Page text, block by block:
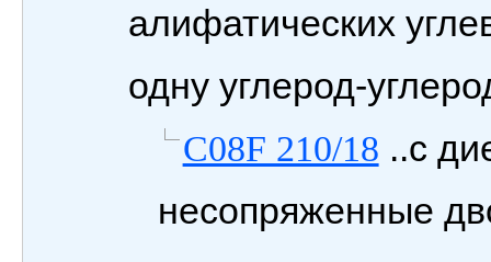
алифатических
одну углерод-
C08F 210/18 ..с
несопряженные